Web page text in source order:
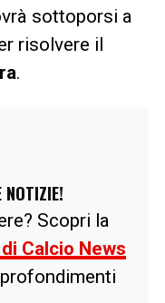
sottoporsi a
risolvere il
.
NOTIZIE!
Scopri la
Calcio News